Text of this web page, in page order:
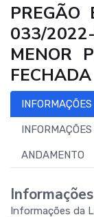
PREGÃO
033/
MENOR
FECHADA
INFORMAÇÕES
ANDAMENTO
Informações da